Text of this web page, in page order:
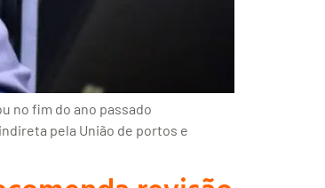
no fim do ano passado
pela União de portos e